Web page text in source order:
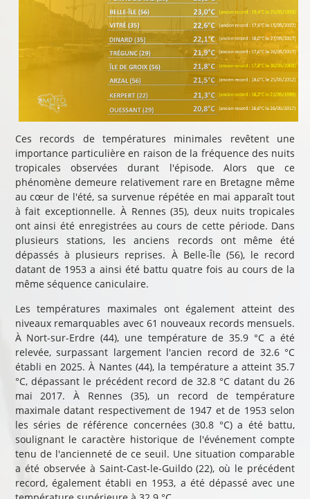
Ces records de températures minimales revêtent une
importance particulière en raison de la fréquence des nuits
tropicales observées durant l'épisode. Alors que ce
phénomène demeure relativement rare en Bretagne même
au cœur de l'été, sa survenue répétée en mai apparaît tout
à fait exceptionnelle. À Rennes (35), deux nuits tropicales
ont ainsi été enregistrées au cours de cette période. Dans
plusieurs stations, les anciens records ont même été
dépassés à plusieurs reprises. À Belle-Île (56), le record
datant de 1953 a ainsi été battu quatre fois au cours de la
même séquence caniculaire.
Les températures maximales ont également atteint des
niveaux remarquables avec 61 nouveaux records mensuels.
À Nort-sur-Erdre (44), une température de 35.9 °C a été
relevée, surpassant largement l'ancien record de 32.6 °C
établi en 2025. À Nantes (44), la température a atteint 35.7
°C, dépassant le précédent record de 32.8 °C datant du 26
mai 2017. À Rennes (35), un record de température
maximale datant respectivement de 1947 et de 1953 selon
les séries de référence concernées (30.8 °C) a été battu,
soulignant le caractère historique de l'événement compte
tenu de l'ancienneté de ce seuil. Une situation comparable
a été observée à Saint-Cast-le-Guildo (22), où le précédent
record, également établi en 1953, a été dépassé avec une